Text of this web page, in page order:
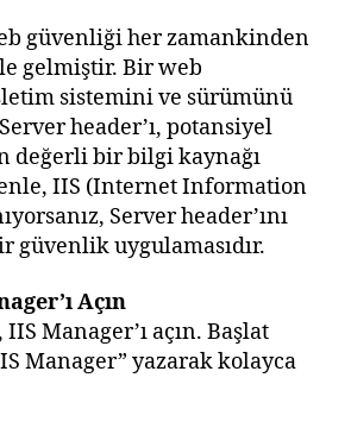
Üzerinde
Server
Header’ını
Kaldırma
güvenliği her zamankinden
gelmiştir. Bir web
sistemini ve sürümünü
header’ı, potansiyel
değerli bir bilgi kaynağı
IIS (Internet Information
Server header’ını
güvenlik uygulamasıdır.
Açın
Manager’ı açın. Başlat
Manager” yazarak kolayca